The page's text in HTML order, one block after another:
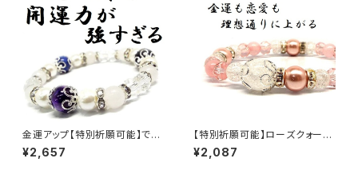
金運アップ【特別祈願可能】で厄
除け・ギャンブル運・勝負運・魔
除け・邪気払いに強いお洒落か
¥2,657
【特別祈願可能】ローズクォーツ
シェルパール クラック水晶 パワ
ーストーンブレスレット NS_D1-
¥2,087